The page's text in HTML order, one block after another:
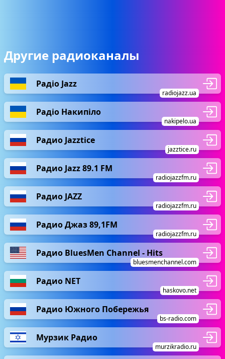
Другие радиоканалы
Радіо Jazz
radiojazz.ua
Радіо Накипіло
nakipelo.ua
Радио Jazztice
jazztice.ru
Радио Jazz 89.1 FM
radiojazzfm.ru
Радио JAZZ
radiojazzfm.ru
Радио Джаз 89,1FM
radiojazzfm.ru
Радио BluesMen Channel - Hits
bluesmenchannel.com
Радио NET
haskovo.net
Радио Южного Побережья
bs-radio.com
Мурзик Радио
murzikradio.ru